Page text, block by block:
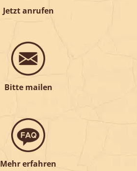
Jetzt anrufen
Bitte mailen
Mehr erfahren